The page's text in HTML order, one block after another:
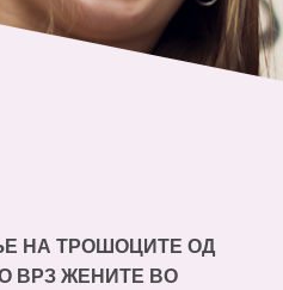
НА ТРОШОЦИТЕ ОД
ВРЗ ЖЕНИТЕ ВО